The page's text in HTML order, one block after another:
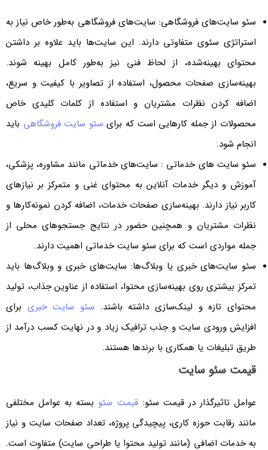
سئو سایت‌های فروشگاهی: سایت‌های فروشگاهی به‌طور خاص نیاز به
استراتژی سئوی متفاوتی دارند. این سایت‌ها باید علاوه بر داشتن
محتوای بهینه‌شده، از لحاظ فنی نیز به‌طور کامل بهینه شوند.
بهینه‌سازی صفحات محصول، استفاده از تصاویر با کیفیت و سریع،
اضافه کردن نظرات مشتریان و استفاده از کلمات کلیدی خاص
محصولات از جمله کارهایی است که برایسئو سایت فروشگاهیباید
انجام شود.
سئو سایت‌ های خدماتی : سایت‌های خدماتی مانند مشاوره، پزشکی،
آموزش و دیگر خدمات آنلاین به محتوای غنی و متمرکز بر نیازهای
کاربر نیاز دارند. بهینه‌سازی صفحات خدمات، اضافه کردن نمونه‌کارها و
نظرات مشتریان و همچنین حضور در نتایج جستجوهای محلی از
جمله مواردی است که برای سئو سایت خدماتی اهمیت دارند.
سئو سایت‌های خبری یا وبلاگ‌ها: سایت‌های خبری و وبلاگ‌ها باید
تمرکز بیشتری روی بهینه‌سازی محتوا، استفاده از عناوین جذاب، تولید
محتوای تازه و لینک‌سازی داشته باشند. سئو سایت خبریبرای
افزایش ورودی سایت و جذب ترافیک زیاد و در نهایت کسب درآمد از
طریق تبلیغات یا همکاری با برندها هستند.
قیمت سئو سایت
عوامل تاثیرگذار در قیمت سئو: قیمت سئوبسته به عوامل مختلفی
مانند رقابت حوزه کاری، پیچیدگی پروژه، تعداد صفحات سایت و نیاز
به خدمات اضافی (مانند تولید محتوا یا طراحی سایت) متفاوت است.